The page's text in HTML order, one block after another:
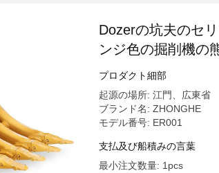
Dozerの坑夫のセ
ンジ色の掘削機の
プロダクト細部
起源の場所: 江門、広東省
ブランド名: ZHONGHE
モデル番号: ER001
支払及び船積みの言葉
最小注文数量: 1pcs